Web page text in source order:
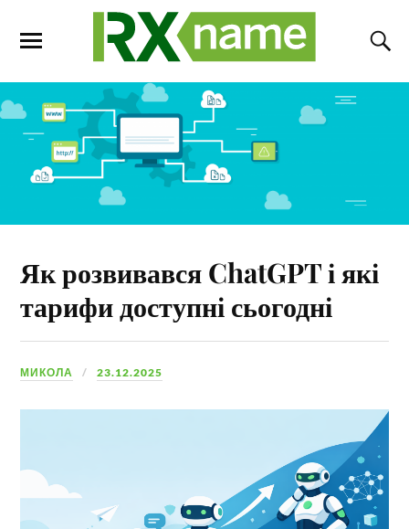
Як розвивався ChatGPT і які
тарифи доступні сьогодні
МИКОЛА 23.12.2025